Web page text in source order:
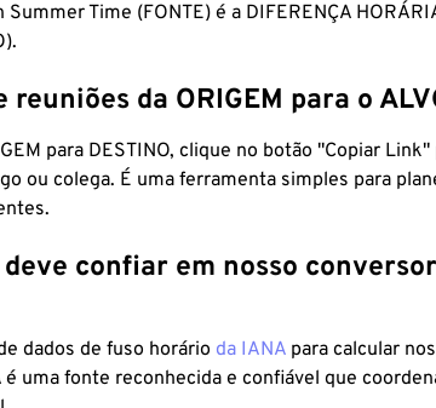
Time (FONTE) é a DIFERENÇA
da ORIGEM para o
para DESTINO, clique no botão "Copiar
ou colega. É uma ferramenta simples para
confiar em nosso
dados de fuso horário da IANA para calcular
uma fonte reconhecida e confiável que